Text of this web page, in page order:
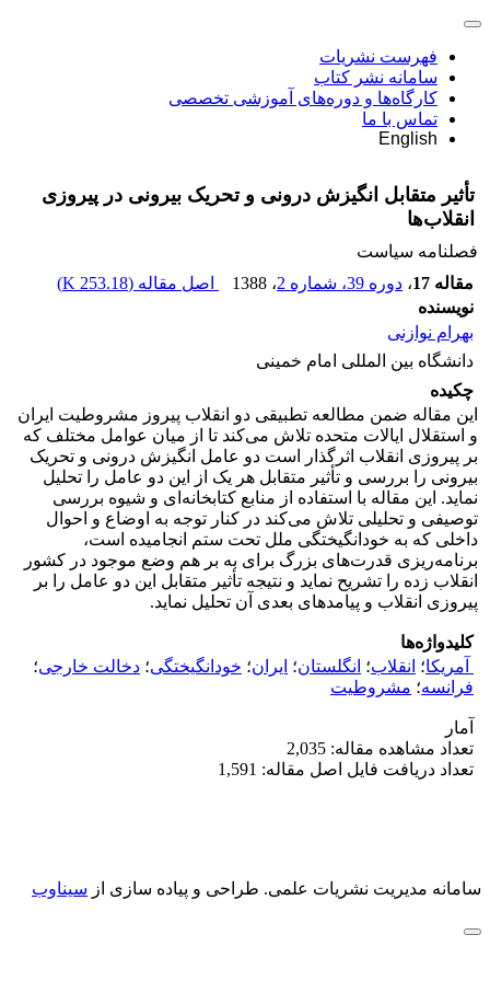
فهرست نشریات
سامانه نشر کتاب
کارگاه‌ها و دوره‌های آموزشی تخصصی
تماس با ما
English
تأثیر متقابل انگیزش درونی و تحریک بیرونی در پیروزی
انقلاب‌ها
فصلنامه سیاست
مقاله 17
، دوره 39، شماره 2 ، 1388 اصل مقاله (253.18 K
)
نویسنده
بهرام نوازنی
دانشگاه بین المللی امام خمینی
چکیده
این مقاله ضمن مطالعه تطبیقی دو انقلاب پیروز مشروطیت ایران
و استقلال ایالات متحده تلاش می‌کند تا از میان عوامل مختلف که
بر پیروزی انقلاب اثرگذار است دو عامل انگیزش درونی و تحریک
بیرونی را بررسی و تأثیر متقابل هر یک از این دو عامل را تحلیل
نماید. این مقاله با استفاده از منابع کتابخانه‌ای و شیوه بررسی
توصیفی و تحلیلی تلاش می‌کند در کنار توجه به اوضاع و احوال
داخلی که به خودانگیختگی ملل تحت ستم انجامیده است،
برنامه‌ریزی قدرت‌های بزرگ برای به بر هم وضع موجود در کشور
انقلاب زده را تشریح نماید و نتیجه تأثیر متقابل این دو عامل را بر
پیروزی انقلاب و پیامدهای بعدی آن تحلیل نماید.
کلیدواژه‌ها
‌ آمریکا؛ انقلاب؛ انگلستان؛ ایران؛ خودانگیختگی؛ دخالت خارجی؛
فرانسه؛ مشروطیت
آمار
تعداد مشاهده مقاله: 2,035
تعداد دریافت فایل اصل مقاله: 1,591
سامانه مدیریت نشریات علمی. طراحی و پیاده سازی از سیناوب